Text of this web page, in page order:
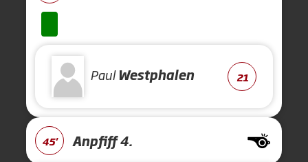
PaulWestphalen 21
45' Anpfiff 4.